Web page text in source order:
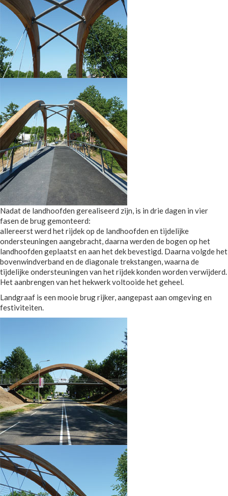
Nadat de landhoofden gerealiseerd zijn, is in drie dagen in vier
fasen de brug gemonteerd:
allereerst werd het rijdek op de landhoofden en tijdelijke
ondersteuningen aangebracht, daarna werden de bogen op het
landhoofden geplaatst en aan het dek bevestigd. Daarna volgde het
bovenwindverband en de diagonale trekstangen, waarna de
tijdelijke ondersteuningen van het rijdek konden worden verwijderd.
Het aanbrengen van het hekwerk voltooide het geheel.
Landgraaf is een mooie brug rijker, aangepast aan omgeving en
festiviteiten.